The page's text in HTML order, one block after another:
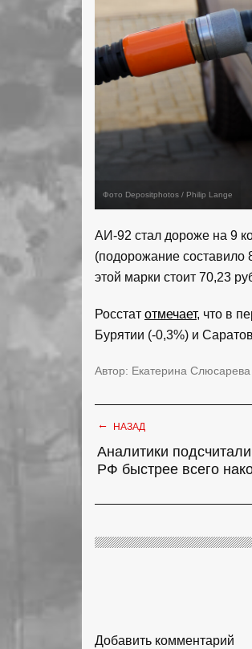
Фото Depositphotos / Philip Lange
АИ-92 стал дороже на 9
(подорожание составило
этой марки стоит 70,23
Росстат отмечает, что в
Бурятии (-0,3%) и
Автор: Екатерина
← НАЗАД
Аналитики
РФ быстрее всего
Добавить комментарий